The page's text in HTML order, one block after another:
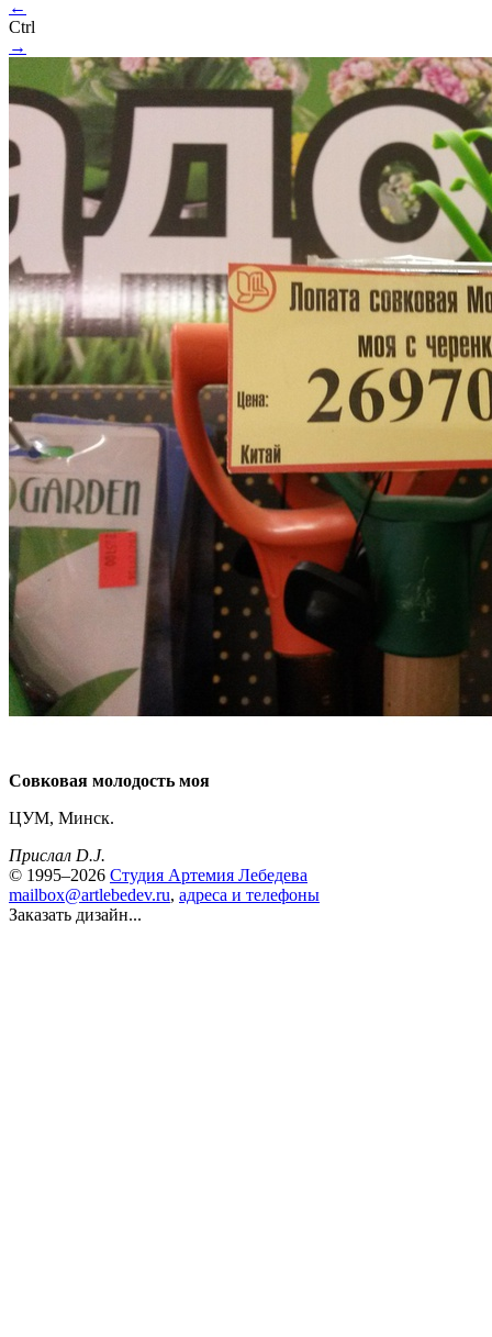
←
Ctrl
→
Совковая молодость моя
ЦУМ, Минск.
Прислал D.J.
© 1995–2026 Студия Артемия Лебедева
mailbox@artlebedev.ru, адреса и телефоны
Заказать дизайн...